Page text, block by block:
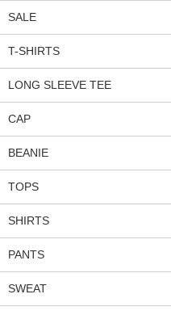
SALE
T-SHIRTS
LONG SLEEVE TEE
CAP
BEANIE
TOPS
SHIRTS
PANTS
SWEAT